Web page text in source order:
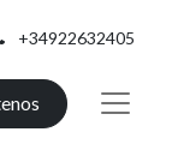
+34922632405